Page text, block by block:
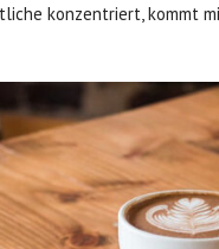
konzentriert, kommt